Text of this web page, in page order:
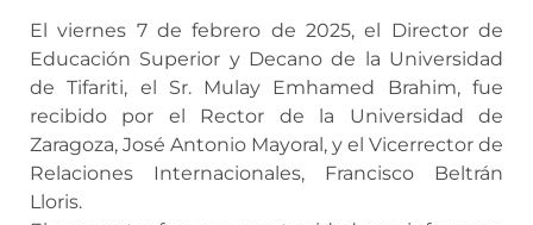
El viernes 7 de febrero de 2025, el Director de
Educación Superior y Decano de la Universidad
de Tifariti, el Sr. Mulay Emhamed Brahim, fue
recibido por el Rector de la Universidad de
Zaragoza, José Antonio Mayoral, y el Vicerrector de
Relaciones Internacionales, Francisco Beltrán
Lloris.